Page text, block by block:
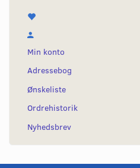
Min konto
Adressebog
Ønskeliste
Ordrehistorik
Nyhedsbrev